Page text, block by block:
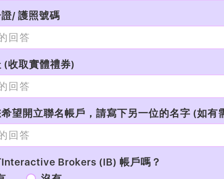
/ 護照號碼
(收取實體禮券)
望開立聯名帳戶，請寫下另一位的名字 (如有
Brokers (IB) 帳戶嗎？